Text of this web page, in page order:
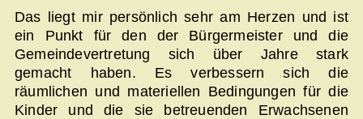
Das liegt mir persönlich sehr am Herzen und ist
ein Punkt für den der Bürgermeister und die
Gemeindevertretung sich über Jahre stark
gemacht haben. Es verbessern sich die
räumlichen und materiellen Bedingungen für die
Kinder und die sie betreuenden Erwachsenen